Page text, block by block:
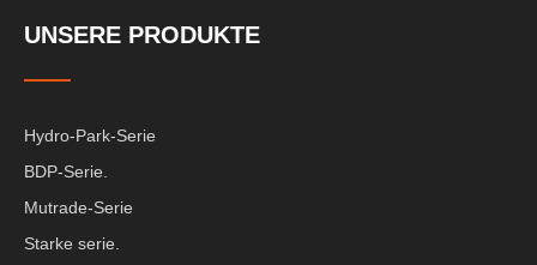
UNSERE PRODUKTE
Hydro-Park-Serie
BDP-Serie.
Mutrade-Serie
Starke serie.